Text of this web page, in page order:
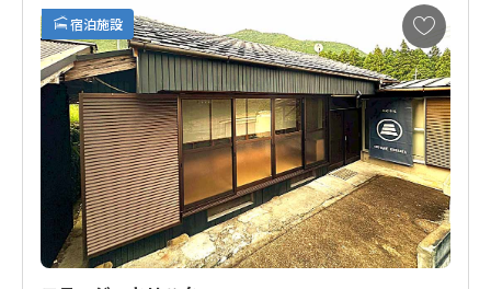
ります.
洋室がご希望でしたらこちらの「ゲストハウスはてなし」を、
一棟貸切でゆったりと和室をご希望でしたら「guest house シ
タノイエ」を。お好みに合わせてご予約下さい。
現在「素泊まりプラン」のみの販売ですが、徒歩1分圏内にスー
パーがあり、食事を購入いただけます。
熊野古道歩きはもちろん、ワーケーション等、長期滞在のお客
様にもオススメです。
宿泊施設
お
気
に
入
り
に
追
加